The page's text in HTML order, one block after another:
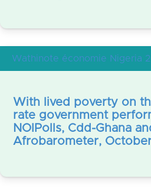
Wathinote économie Nigeria
With lived poverty on
rate government
NOIPolls, Cdd-Ghana
Afrobarometer,